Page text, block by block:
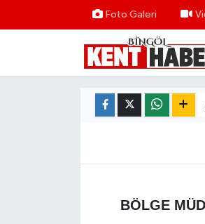
Foto Galeri
BÖLGE
Bingöl Nöbetçi Eczaneler
Süper Lig Puan Durumu ve